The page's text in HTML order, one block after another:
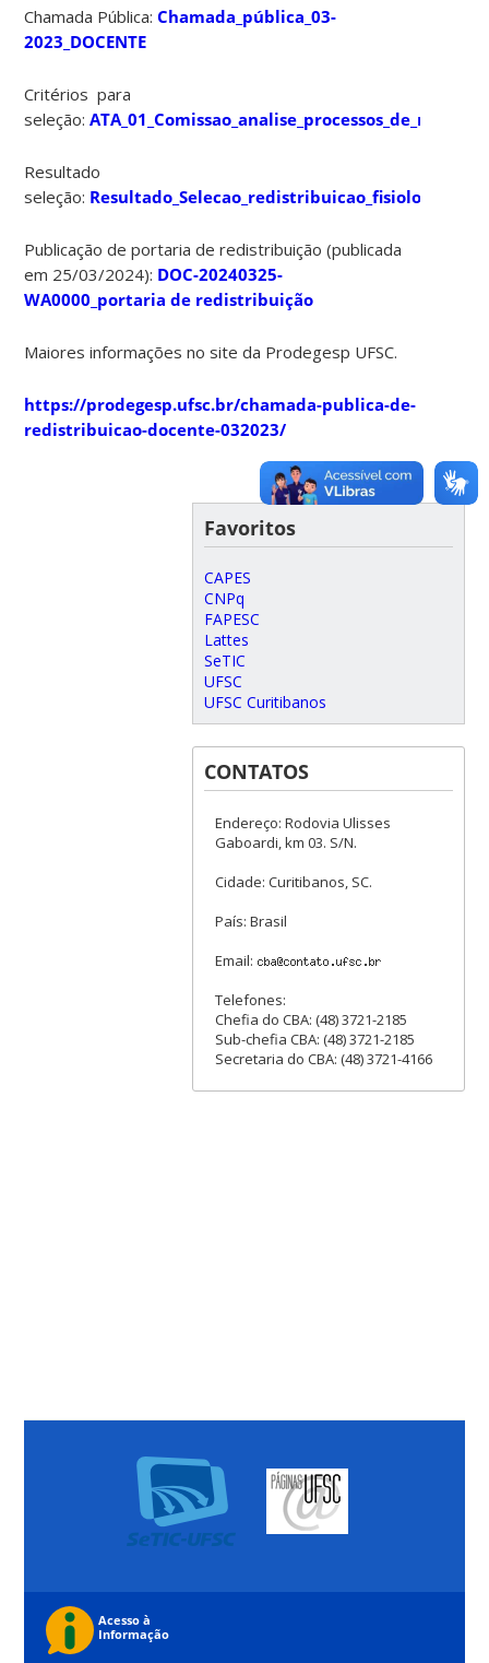
Chamada Pública:Chamada_pública_03-
2023_DOCENTE
Critérios para
seleção:
Resultado
seleção:
Publicação de portaria de redistribuição (publicada
em 25/03/2024): DOC-20240325-
WA0000_portaria de redistribuição
Maiores informações no site da Prodegesp UFSC.
https://prodegesp.ufsc.br/chamada-publica-de-
redistribuicao-docente-032023/
Favoritos
CAPES
CNPq
FAPESC
Lattes
SeTIC
UFSC
UFSC Curitibanos
CONTATOS
Endereço: Rodovia Ulisses
Gaboardi, km 03. S/N.
Cidade: Curitibanos, SC.
País: Brasil
Email:
Telefones:
Chefia do CBA: (48) 3721-2185
Sub-chefia CBA: (48) 3721-2185
Secretaria do CBA: (48) 3721-4166